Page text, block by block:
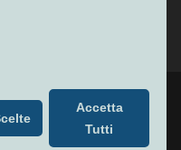
Alimentato da
in Cifre
Policy
Accetta
Tutti